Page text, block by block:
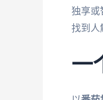
独享或
找到人
一